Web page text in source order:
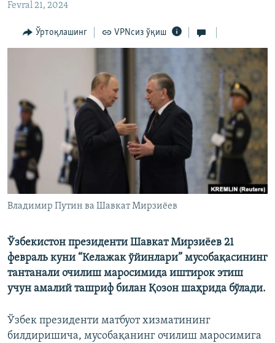
Озодлик бошқа тилларда
Fevral 21, 2024
Ўртоқлашинг VPNсиз ўқиш
Владимир Путин ва Шавкат Мирзиёев
Ўзбекистон президенти Шавкат Мирзиёев 21
февраль куни “Келажак ўйинлари” мусобақасининг
тантанали очилиш маросимида иштирок этиш
учун амалий ташриф билан Қозон шаҳрида бўлади.
Ўзбек президенти матбуот хизматининг
билдиришича, мусобақанинг очилиш маросимига